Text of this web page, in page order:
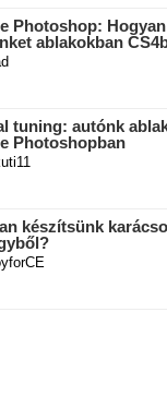
Photoshop:
ablakokban
tuning: autónk
Photoshopban
készítsünk